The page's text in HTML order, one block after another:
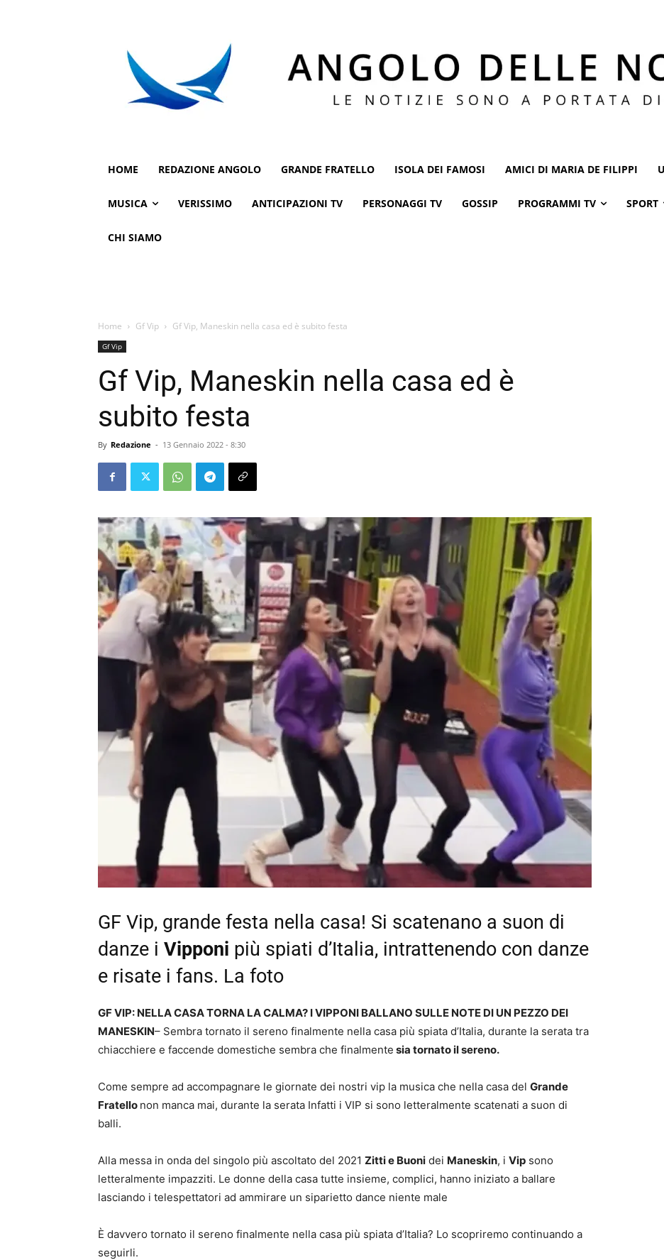
HOME REDAZIONE ANGOLO GRANDE FRATELLO ISOLA DEI FAMOSI AMICI DI MARIA DE FILIPPI
MUSICA VERISSIMO ANTICIPAZIONI TV PERSONAGGI TV GOSSIP PROGRAMMI TV SPORT
CHI SIAMO
Home Gf Vip Gf Vip, Maneskin nella casa ed è subito festa
Gf Vip
Gf Vip, Maneskin nella casa ed è
subito festa
By Redazione - 13 Gennaio 2022 - 8:30
GF Vip, grande festa nella casa! Si scatenano a suon di
danze i Vipponi più spiati d’Italia, intrattenendo con danze
e risate i fans. La foto
GF VIP: NELLA CASA TORNA LA CALMA? I VIPPONI BALLANO SULLE NOTE DI UN PEZZO DEI
MANESKIN– Sembra tornato il sereno finalmente nella casa più spiata d’Italia, durante la serata tra
chiacchiere e faccende domestiche sembra che finalmente sia tornato il sereno.
Come sempre ad accompagnare le giornate dei nostri vip la musica che nella casa del Grande
Fratello non manca mai, durante la serata Infatti i VIP si sono letteralmente scatenati a suon di
balli.
Alla messa in onda del singolo più ascoltato del 2021 Zitti e Buoni dei Maneskin, i Vip sono
letteralmente impazziti. Le donne della casa tutte insieme, complici, hanno iniziato a ballare
lasciando i telespettatori ad ammirare un siparietto dance niente male
È davvero tornato il sereno finalmente nella casa più spiata d’Italia? Lo scopriremo continuando a
seguirli.